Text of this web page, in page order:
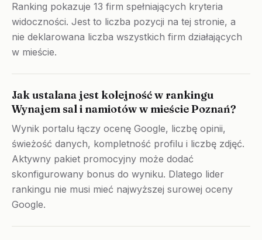
Ranking pokazuje 13 firm spełniających kryteria
widoczności. Jest to liczba pozycji na tej stronie, a
nie deklarowana liczba wszystkich firm działających
w mieście.
Jak ustalana jest kolejność w rankingu
Wynajem sal i namiotów w mieście Poznań?
Wynik portalu łączy ocenę Google, liczbę opinii,
świeżość danych, kompletność profilu i liczbę zdjęć.
Aktywny pakiet promocyjny może dodać
skonfigurowany bonus do wyniku. Dlatego lider
rankingu nie musi mieć najwyższej surowej oceny
Google.